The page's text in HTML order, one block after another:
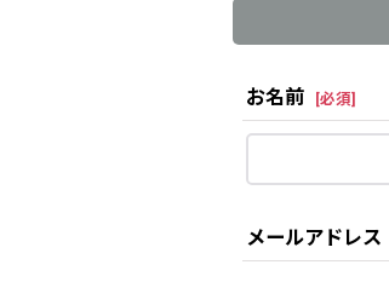
お名前 [必須]
メールアドレス